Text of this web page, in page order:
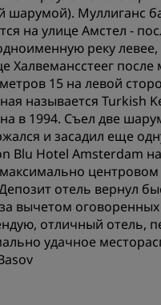
шарумой). Муллиганс
на улице Амстел -
реку
Халвемансстеег после
15 на левой
называется Turkish
в 1994. Съел две
и засадил еще
Blu Hotel Amsterdam
центровом
отель вернул
вычетом оговоренных
отличный отель,
удачное